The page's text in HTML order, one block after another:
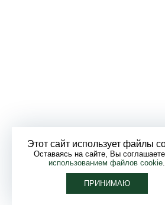
Этот сайт использует файлы
Оставаясь на сайте, Вы
использованием файлов cookie.
ПРИНИМАЮ